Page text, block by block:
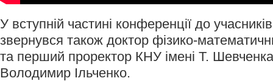
У вступній частині конференції до
звернувся також доктор фізико-
та перший проректор КНУ імені Т.
Володимир Ільченко.